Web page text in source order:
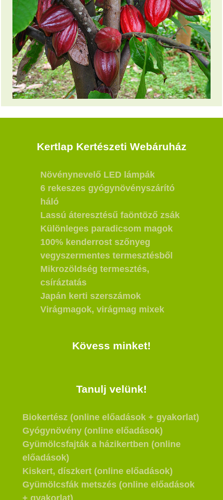
Kertlap Kertészeti Webáruház
Növénynevelő LED lámpák
6 rekeszes gyógynövényszárító
háló
Lassú áteresztésű faöntöző zsák
Különleges paradicsom magok
100% kenderrost szőnyeg
vegyszermentes termesztésből
Mikrozöldség termesztés,
csíráztatás
Japán kerti szerszámok
Virágmagok, virágmag mixek
Kövess minket!
Tanulj velünk!
Biokertész (online előadások + gyakorlat)
Gyógynövény (online előadások)
Gyümölcsfajták a házikertben (online
előadások)
Kiskert, díszkert (online előadások)
Gyümölcsfák metszés (online előadások